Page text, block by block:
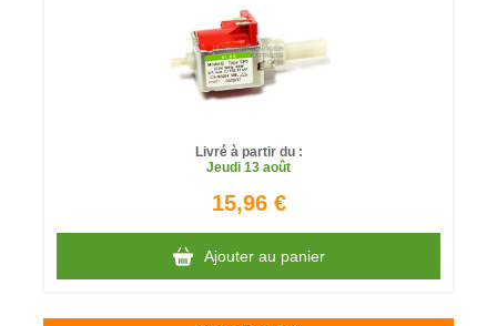
Livré à partir du :
Jeudi 13 août
15,96 €
Ajouter au panier